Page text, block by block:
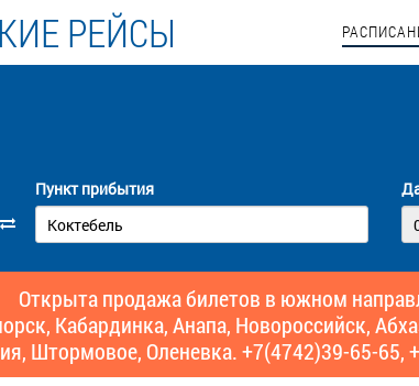
РЕЙСЫ
Пункт прибытия
Открыта продажа билетов в южном
Кабардинка, Анапа, Новороссийск,
Штормовое, Оленевка. +7(4742)39-65-65,